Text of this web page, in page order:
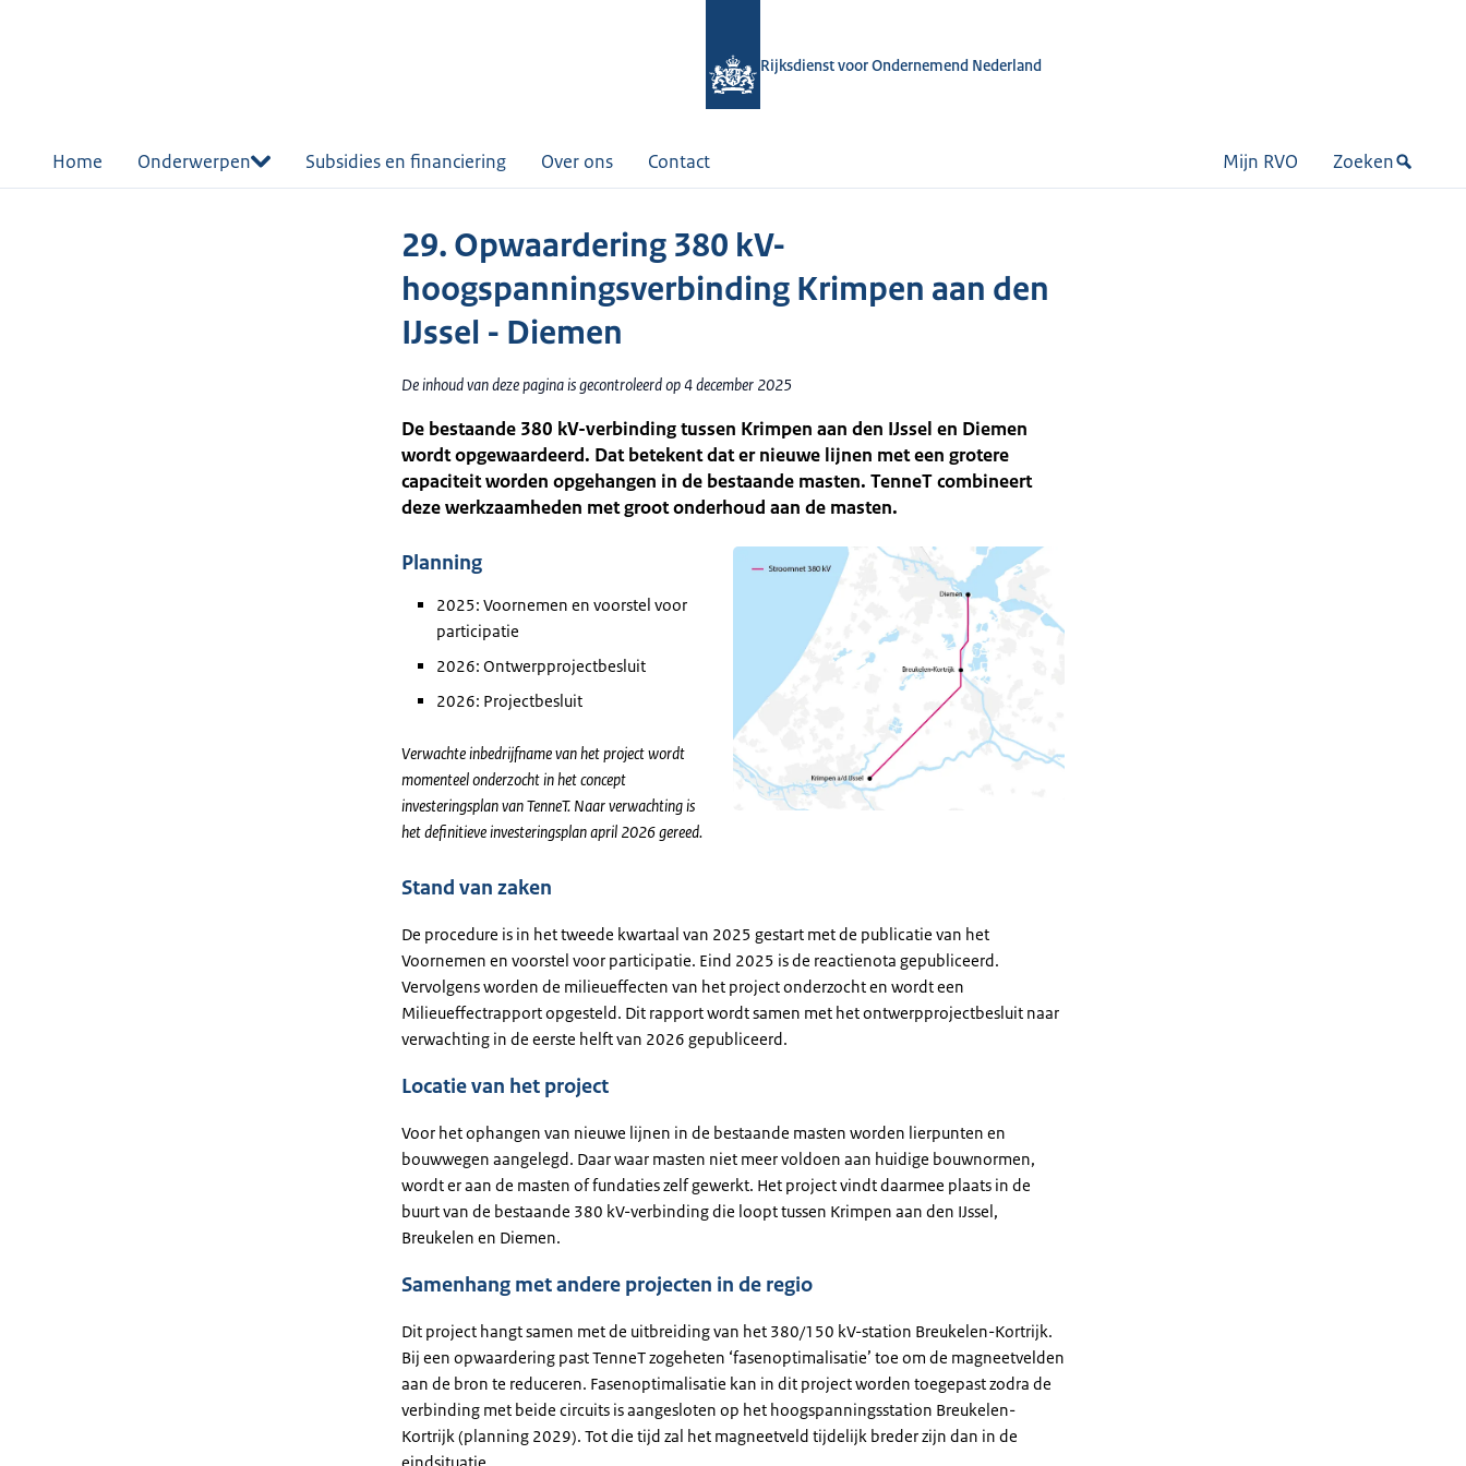
Rijksdienst voor Ondernemend Nederland
Home Onderwerpen Subsidies en financiering Over ons Contact Mijn RVO Zoeken
29. Opwaardering 380 kV-
hoogspanningsverbinding Krimpen aan den
IJssel - Diemen
De inhoud van deze pagina is gecontroleerd op 4 december 2025
De bestaande 380 kV-verbinding tussen Krimpen aan den IJssel en Diemen
wordt opgewaardeerd. Dat betekent dat er nieuwe lijnen met een grotere
capaciteit worden opgehangen in de bestaande masten. TenneT combineert
deze werkzaamheden met groot onderhoud aan de masten.
Planning
2025: Voornemen en voorstel voor
participatie
2026: Ontwerpprojectbesluit
2026: Projectbesluit
Verwachte inbedrijfname van het project wordt
momenteel onderzocht in het concept
investeringsplan van TenneT. Naar verwachting is
het definitieve investeringsplan april 2026 gereed.
Stand van zaken
De procedure is in het tweede kwartaal van 2025 gestart met de publicatie van het
Voornemen en voorstel voor participatie. Eind 2025 is de reactienota gepubliceerd.
Vervolgens worden de milieueffecten van het project onderzocht en wordt een
Milieueffectrapport opgesteld. Dit rapport wordt samen met het ontwerpprojectbesluit naar
verwachting in de eerste helft van 2026 gepubliceerd.
Locatie van het project
Voor het ophangen van nieuwe lijnen in de bestaande masten worden lierpunten en
bouwwegen aangelegd. Daar waar masten niet meer voldoen aan huidige bouwnormen,
wordt er aan de masten of fundaties zelf gewerkt. Het project vindt daarmee plaats in de
buurt van de bestaande 380 kV-verbinding die loopt tussen Krimpen aan den IJssel,
Breukelen en Diemen.
Samenhang met andere projecten in de regio
Dit project hangt samen met de uitbreiding van het 380/150 kV-station Breukelen-Kortrijk.
Bij een opwaardering past TenneT zogeheten ‘fasenoptimalisatie’ toe om de magneetvelden
aan de bron te reduceren. Fasenoptimalisatie kan in dit project worden toegepast zodra de
verbinding met beide circuits is aangesloten op het hoogspanningsstation Breukelen-
Kortrijk (planning 2029). Tot die tijd zal het magneetveld tijdelijk breder zijn dan in de